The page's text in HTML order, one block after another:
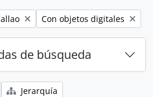
filter:Remove filter:
Con objetos digitales
de búsqueda
Jerarquía